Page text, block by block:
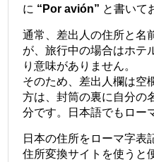
に “Por avión” と書いて
通常、差出人の住所と名
が、旅行中の場合はホテ
り意味がありません。
そのため、差出人欄は空
方は、封筒の裏に自分の
分です。日本語でもロー
日本の住所をローマ字表
住所変換サイトを使うと